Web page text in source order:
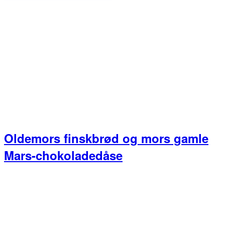
Oldemors finskbrød og mors gamle
Mars-chokoladedåse